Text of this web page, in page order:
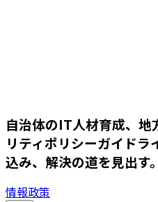
自治体のIT人材育成、地
リティポリシーガイドラ
込み、解決の道を見出す。
情報政策